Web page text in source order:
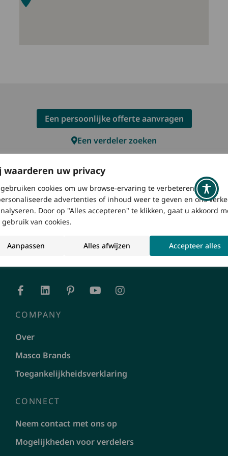
waarderen uw privacy
cookies om uw browse-ervaring te verbeteren,
advertenties of inhoud weer te geven en ons
Door op "Alles accepteren" te klikken, gaat u akkoord
gebruik van cookies.
Aanpassen Alles afwijzen Accepteer alles
Een persoonlijke offerte aanvragen
Een verdeler zoeken
Brochure downloaden
COMPANY
Over
Masco Brands
Toegankelijkheidsverklaring
CONNECT
Neem contact met ons op
Mogelijkheden voor verdelers